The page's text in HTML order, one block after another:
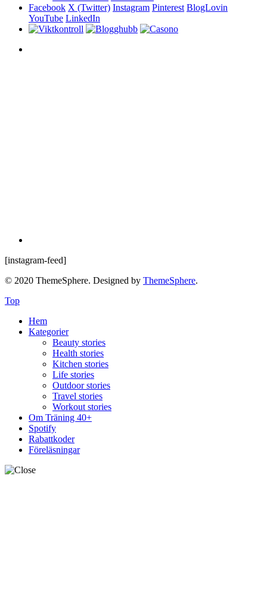
Facebook X (Twitter) Instagram Pinterest BlogLovin
YouTube LinkedIn
[instagram-feed]
© 2020 ThemeSphere. Designed by ThemeSphere.
Top
Hem
Kategorier
Beauty stories
Health stories
Kitchen stories
Life stories
Outdoor stories
Travel stories
Workout stories
Om Träning 40+
Spotify
Rabattkoder
Föreläsningar